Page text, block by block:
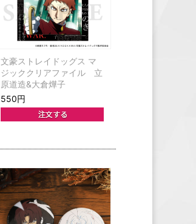
文豪ストレイドッグス マ
ジッククリアファイル 立
原道造&大倉燁子
550円